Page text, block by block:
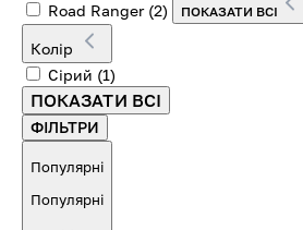
Road Ranger (2) ПОКАЗАТИ ВСІ
Колір
Сірий (1)
ПОКАЗАТИ ВСІ
ФІЛЬТРИ
Популярні
Популярні